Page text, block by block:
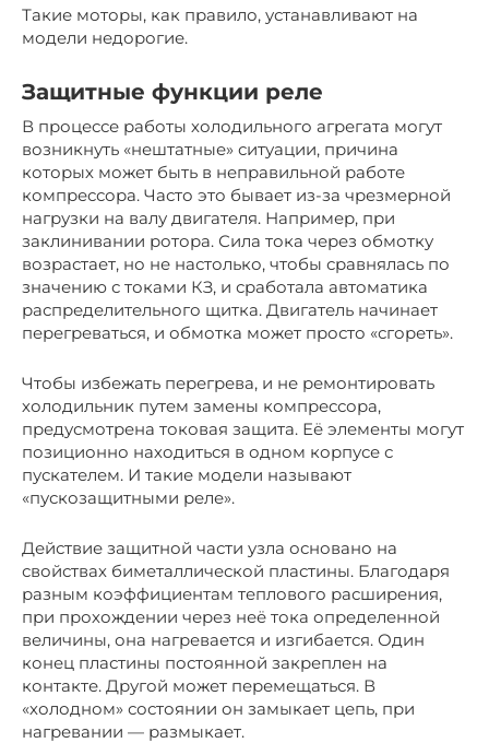
Такие моторы, как правило, устанавливают на
модели недорогие.
Защитные функции реле
В процессе работы холодильного агрегата могут
возникнуть «нештатные» ситуации, причина
которых может быть в неправильной работе
компрессора. Часто это бывает из-за чрезмерной
нагрузки на валу двигателя. Например, при
заклинивании ротора. Сила тока через обмотку
возрастает, но не настолько, чтобы сравнялась по
значению с токами КЗ, и сработала автоматика
распределительного щитка. Двигатель начинает
перегреваться, и обмотка может просто «сгореть».
Чтобы избежать перегрева, и не ремонтировать
холодильник путем замены компрессора,
предусмотрена токовая защита. Её элементы могут
позиционно находиться в одном корпусе с
пускателем. И такие модели называют
«пускозащитными реле».
Действие защитной части узла основано на
свойствах биметаллической пластины. Благодаря
разным коэффициентам теплового расширения,
при прохождении через неё тока определенной
величины, она нагревается и изгибается. Один
конец пластины постоянной закреплен на
контакте. Другой может перемещаться. В
«холодном» состоянии он замыкает цепь, при
нагревании — размыкает.